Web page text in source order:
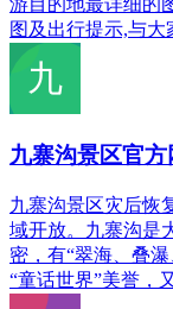
图及出行提示,与大
九寨沟景区官方
九寨沟景区灾后恢
域开放。九寨沟是
密，有“翠海、叠
“童话世界”美誉，